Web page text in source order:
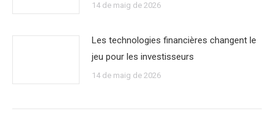
14 de maig de 2026
Les technologies financières changent le
jeu pour les investisseurs
14 de maig de 2026